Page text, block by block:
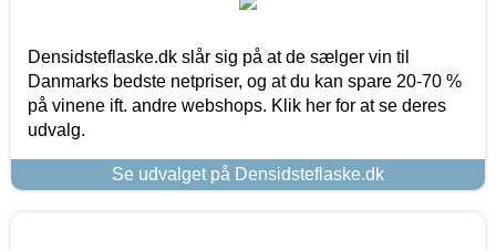
Densidsteflaske.dk slår sig på at de sælger vin til
Danmarks bedste netpriser, og at du kan spare 20-70 %
på vinene ift. andre webshops. Klik her for at se deres
udvalg.
Se udvalget på Densidsteflaske.dk